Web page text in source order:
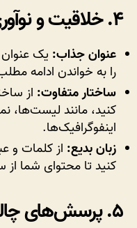
۴. خلاقیت و
عنوان جذاب: یک
را به خواندن ادامه
ساختار متفاوت: از
کنید، مانند لیست‌ها،
اینفوگرافیک‌ها.
زبان بدیع: از کلمات و
کنید تا محتوای شما
۵. پرسش‌های